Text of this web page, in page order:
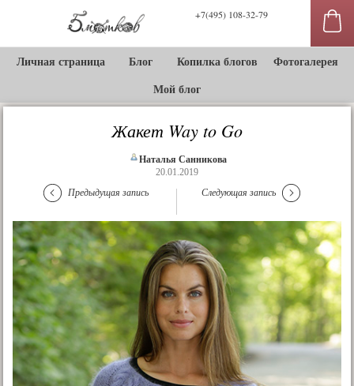
+7(495) 108-32-79
Личная страница Блог Копилка блогов
Фотогалерея
Мой блог
Жакет Way to Go
Наталья Санникова
20.01.2019
Предыдущая запись Следующая запись